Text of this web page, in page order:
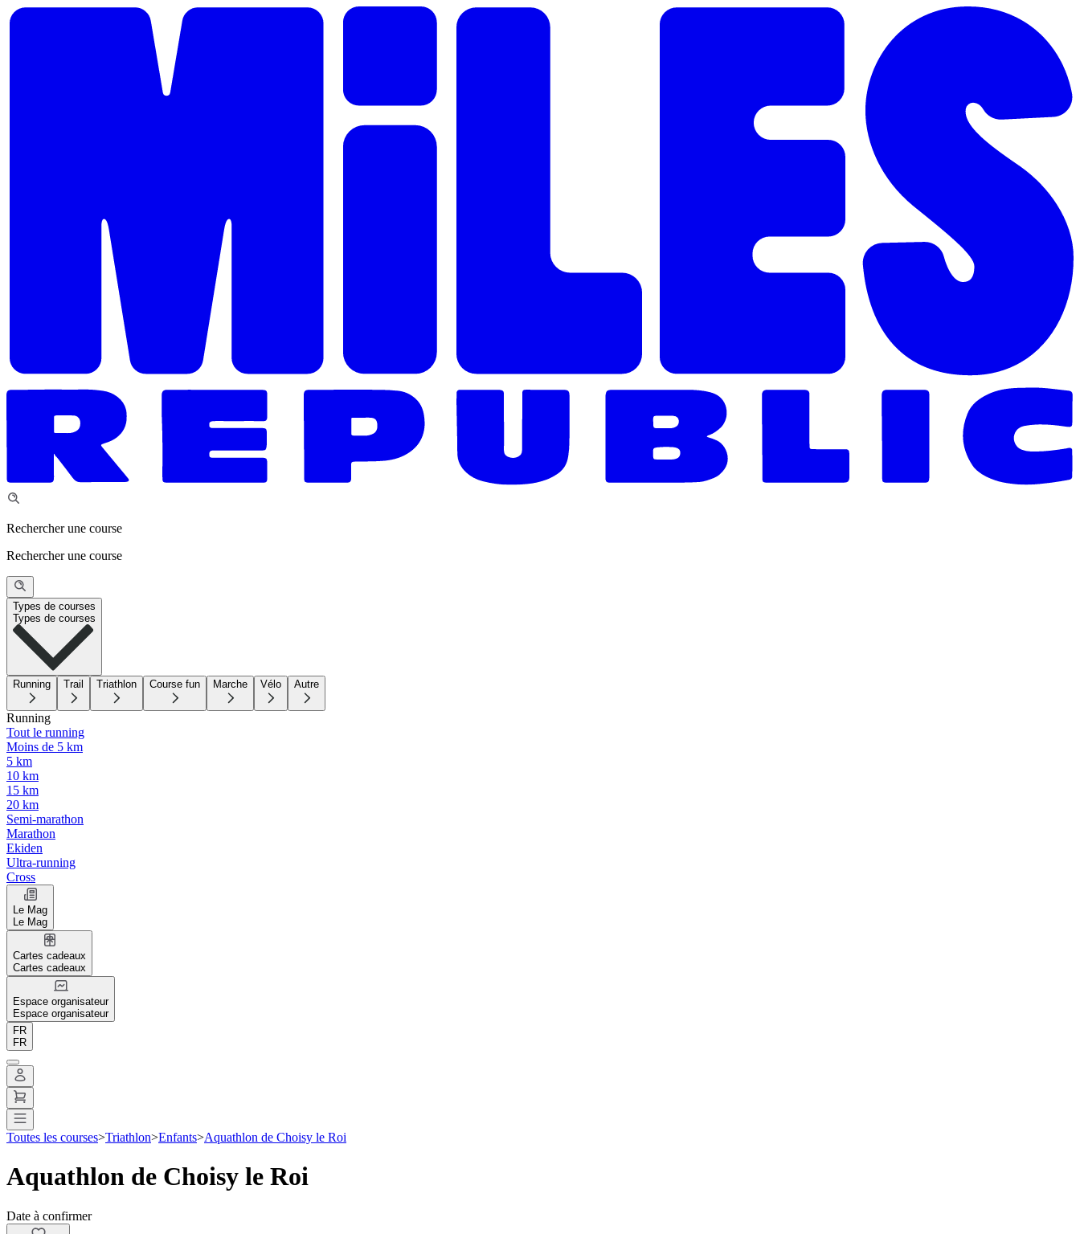
Rechercher une course
Rechercher une course
Types de courses
Types de courses
Running Trail Triathlon Course fun Marche Vélo Autre
Running
Tout le running
Moins de 5 km
5 km
10 km
15 km
20 km
Semi-marathon
Marathon
Ekiden
Ultra-running
Cross
Le Mag
Le Mag
Cartes cadeaux
Cartes cadeaux
Espace organisateur
Espace organisateur
FR
FR
Toutes les courses>Triathlon>Enfants>Aquathlon de Choisy le Roi
Aquathlon de Choisy le Roi
Date à confirmer